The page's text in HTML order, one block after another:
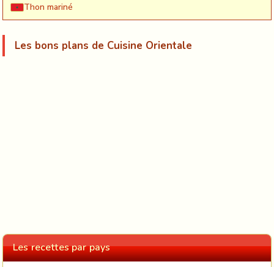
Thon mariné
Les bons plans de Cuisine Orientale
Les recettes par pays